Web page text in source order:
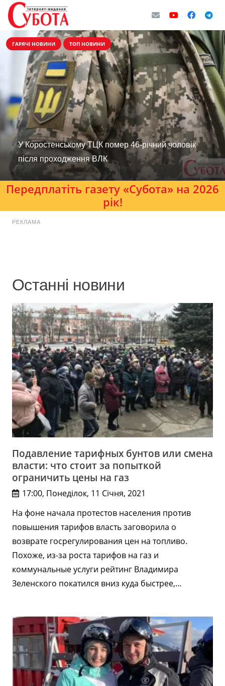
ГАРЯЧІ НОВИНИ ТОП НОВИНИ
У Коростенському ТЦК помер 46-річний чоловік
після проходження ВЛК
Передплатіть газету «Субота» на 2026
рік!
РЕКЛАМА
Останні новини
Подавление тарифных бунтов или смена
власти: что стоит за попыткой
ограничить цены на газ
17:00, Понеділок, 11 Січня, 2021
На фоне начала протестов населения против
повышения тарифов власть заговорила о
возврате госрегулирования цен на топливо.
Похоже, из-за роста тарифов на газ и
коммунальные услуги рейтинг Владимира
Зеленского покатился вниз куда быстрее,…